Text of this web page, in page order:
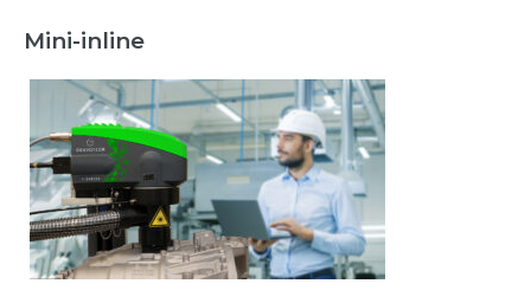
Mini-inline